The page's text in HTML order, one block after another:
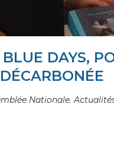
DAYS,
Nationale,